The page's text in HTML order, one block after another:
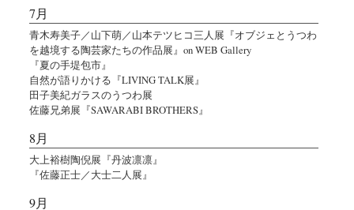
7月
青木寿美子／山下萌／山本テツヒコ三人展『オブジェとうつわ
を越境する陶芸家たちの作品展』on WEB Gallery
『夏の手堤包市』
自然が語りかける『LIVING TALK展』
田子美紀ガラスのうつわ展
佐藤兄弟展『SAWARABI BROTHERS』
8月
大上裕樹陶倪展『丹波凛凛』
『佐藤正士／大士二人展』
9月